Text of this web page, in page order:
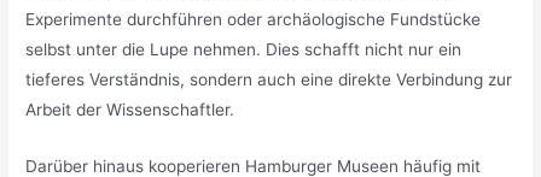
Experimente durchführen oder archäologische Fundstücke
selbst unter die Lupe nehmen. Dies schafft nicht nur ein
tieferes Verständnis, sondern auch eine direkte Verbindung zur
Arbeit der Wissenschaftler.
Darüber hinaus kooperieren Hamburger Museen häufig mit